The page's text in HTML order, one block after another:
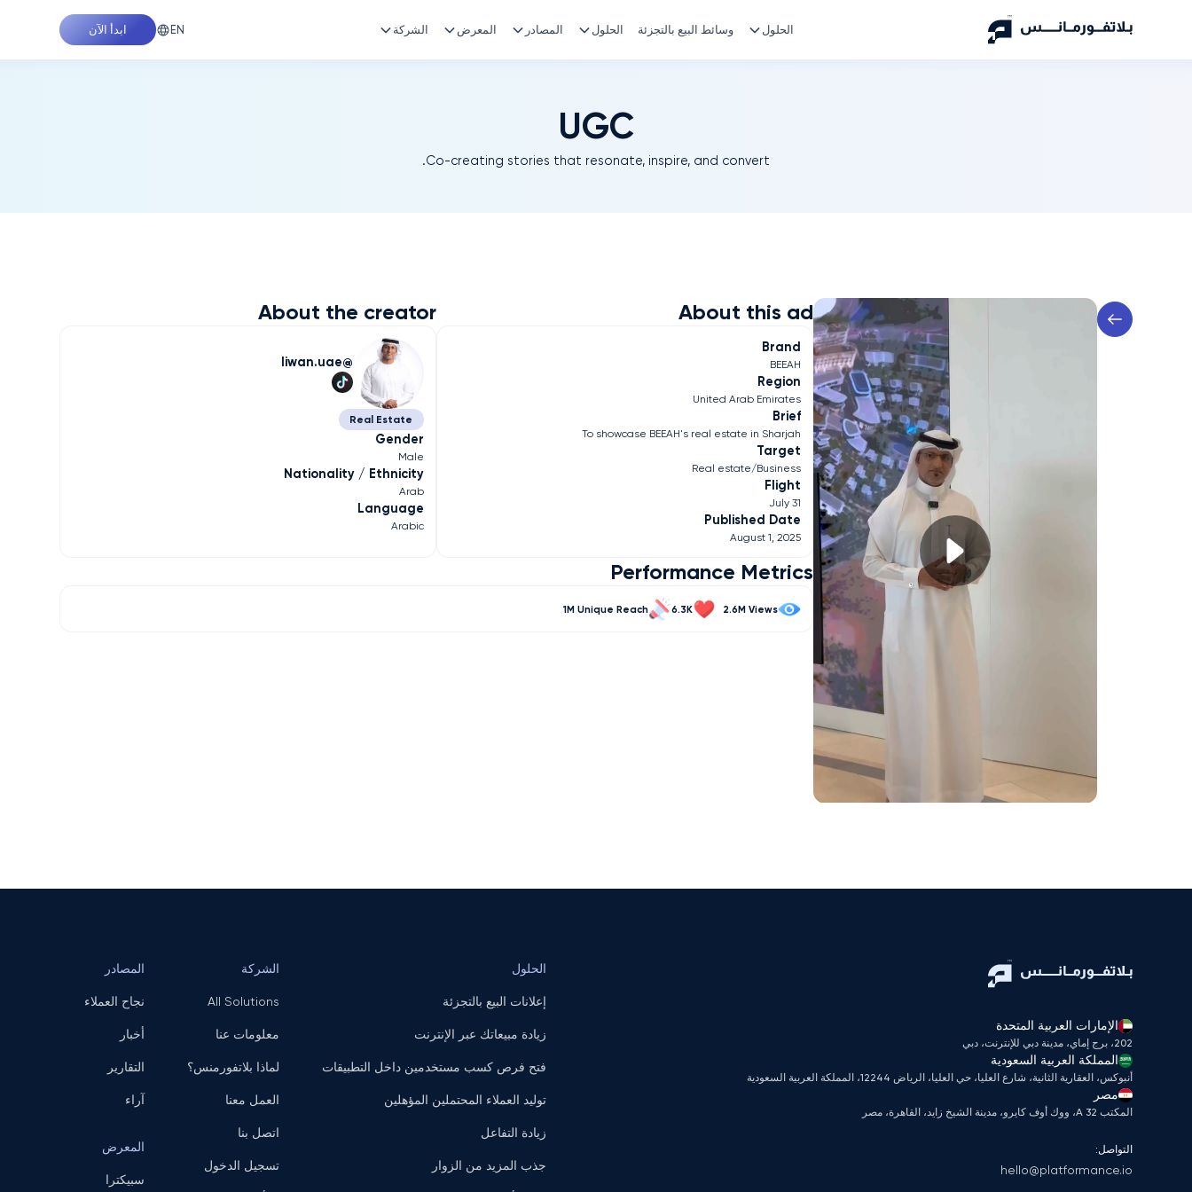
الحلول وسائط البيع بالتجزئة الحلول المصادر المعرض الشركة EN ابدأ الآن
UGC
Co-creating stories that resonate, inspire, and convert.
About this ad
Brand
BEEAH
Region
United Arab Emirates
Brief
To showcase BEEAH's real estate in Sharjah
Target
Real estate/Business
Flight
July 31
Published Date
August 1, 2025
About the creator
liwan.uae
Real Estate
Gender
Male
Nationality / Ethnicity
Arab
Language
Arabic
Performance Metrics
2.6M
6.3K
1M
الإمارات العربية المتحدة
202، برج إماي، مدينة دبي للإنترنت، دبي
المملكة العربية السعودية
أنبوكس، العقارية الثانية، شارع العليا، حي العليا، الرياض 12244، المملكة العربية السعودية
مصر
المكتب A 32، ووك أوف كايرو، مدينة الشيخ زايد، القاهرة، مصر
التواصل:
hello@platformance.io
الحلول
إعلانات البيع بالتجزئة
زيادة مبيعاتك عبر الإنترنت
فتح فرص كسب مستخدمين داخل التطبيقات
توليد العملاء المحتملين المؤهلين
زيادة التفاعل
جذب المزيد من الزوار
الشركة
All Solutions
معلومات عنا
لماذا بلاتفورمنس؟
العمل معنا
اتصل بنا
تسجيل الدخول
المصادر
نجاح العملاء
أخبار
التقارير
آراء
المعرض
سبيكترا